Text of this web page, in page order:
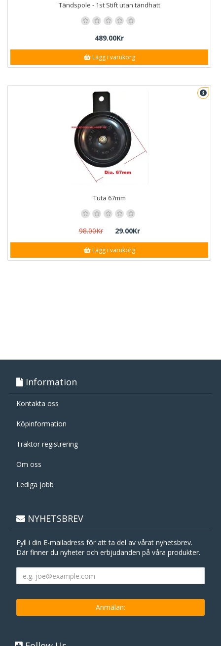
Tändspole - 1st Stift utan tändhatt
489.00Kr
Lägg i varukorg
Tuta 67mm
98.00Kr 29.00Kr
Lägg i varukorg
Information
Kontakta oss
Köpinformation
Traktor registrering
Om oss
Lediga jobb
NYHETSBREV
Fyll i din E-mailadress för att ta del av vårat nyhetsbrev.
Där finner du nyheter och erbjudanden på våra produkter.